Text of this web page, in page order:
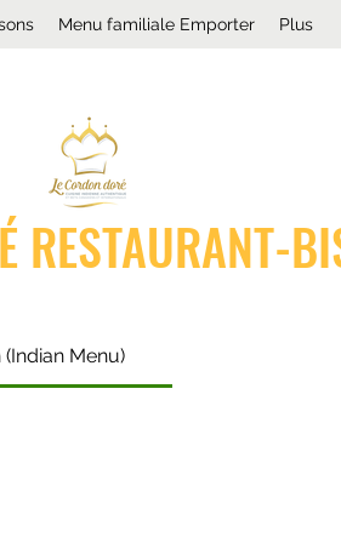
Menu familiale Emporter Plus
RESTAURANT-
Menu)